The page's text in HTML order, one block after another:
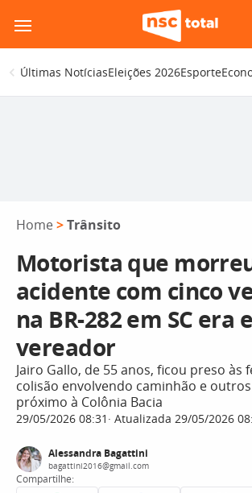
para
o
conteúdo
Últimas NotíciasEleições 2026Esporte
Home >Trânsito
Motorista que
acidente com cinco
na BR-282 em SC era
vereador
Jairo Gallo, de 55 anos, ficou preso às
colisão envolvendo caminhão e
próximo à Colônia Bacia
29/05/2026 08:31 Atualizada 29/05/2026
Alessandra Bagattini
bagattini2016@gmail.com
Compartilhe: